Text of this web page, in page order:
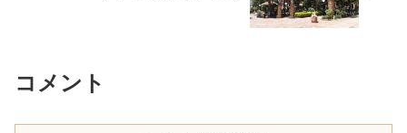
コメント